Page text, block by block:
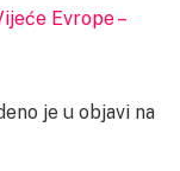
Evrope –
je u objavi na